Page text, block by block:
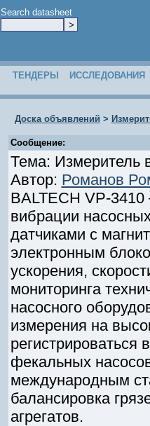
Search datasheet
ТЕНДЕРЫ ИССЛЕДОВАНИЯ
Доска объявлений >
Сообщение:
Тема: Измеритель
Автор: Романов
BALTECH VP-
вибрации
датчиками с
электронным
ускорения,
мониторинга
насосного
измерения на
фекальных
международным
балансировка
агрегатов.